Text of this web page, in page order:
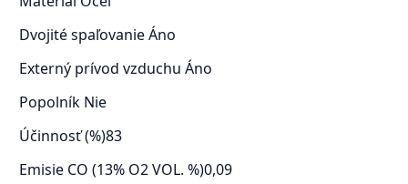
Dvojité spaľovanieÁno
Externý prívod vzduchu Áno
Popolník Nie
Účinnosť (%)83
Emisie CO (13% O2 VOL. %)0,09